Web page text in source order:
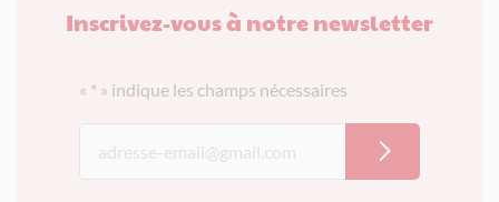
Inscrivez-vous à notre newsletter
« * » indique les champs nécessaires